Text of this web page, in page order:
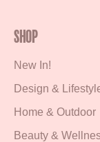
Shop
New In!
Design &
Home & Outdoor
Beauty &